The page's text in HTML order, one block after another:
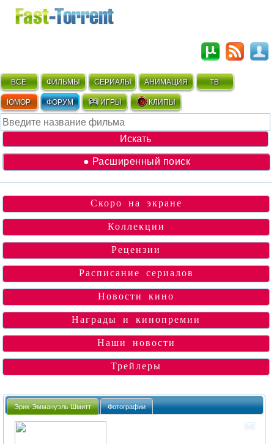
ВСЁ ФИЛЬМЫ СЕРИАЛЫ АНИМАЦИЯ ТВ
ЮМОР ФОРУМ ИГРЫ КЛИПЫ
● Расширенный поиск
Скоро на экране
Коллекции
Рецензии
Расписание сериалов
Новости кино
Награды и кинопремии
Наши новости
Трейлеры
Эрик-Эммануэль Шмитт Фотографии